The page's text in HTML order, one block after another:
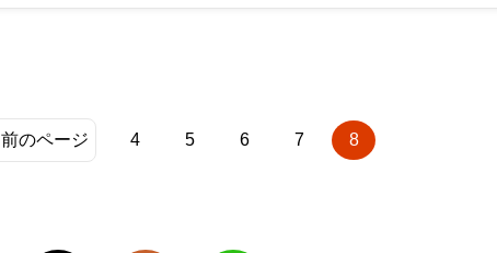
前のページ 4 5 6 7 8